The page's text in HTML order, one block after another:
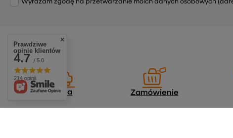
Wyrażam zgodę na przetwarzanie moich danych osobowych
Dostawa Zamówienie
Prawdziwe
opinie klientów
4.7 / 5.0
214 opinii